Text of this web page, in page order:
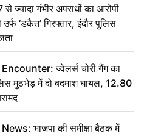
ज्यादा गंभीर अपराधों का आरोपी
‘डकैत’ गिरफ्तार, इंदौर पुलिस
ज्वेलर्स चोरी गैंग का
मुठभेड़ में दो बदमाश घायल, 12.80
भाजपा की समीक्षा बैठक में